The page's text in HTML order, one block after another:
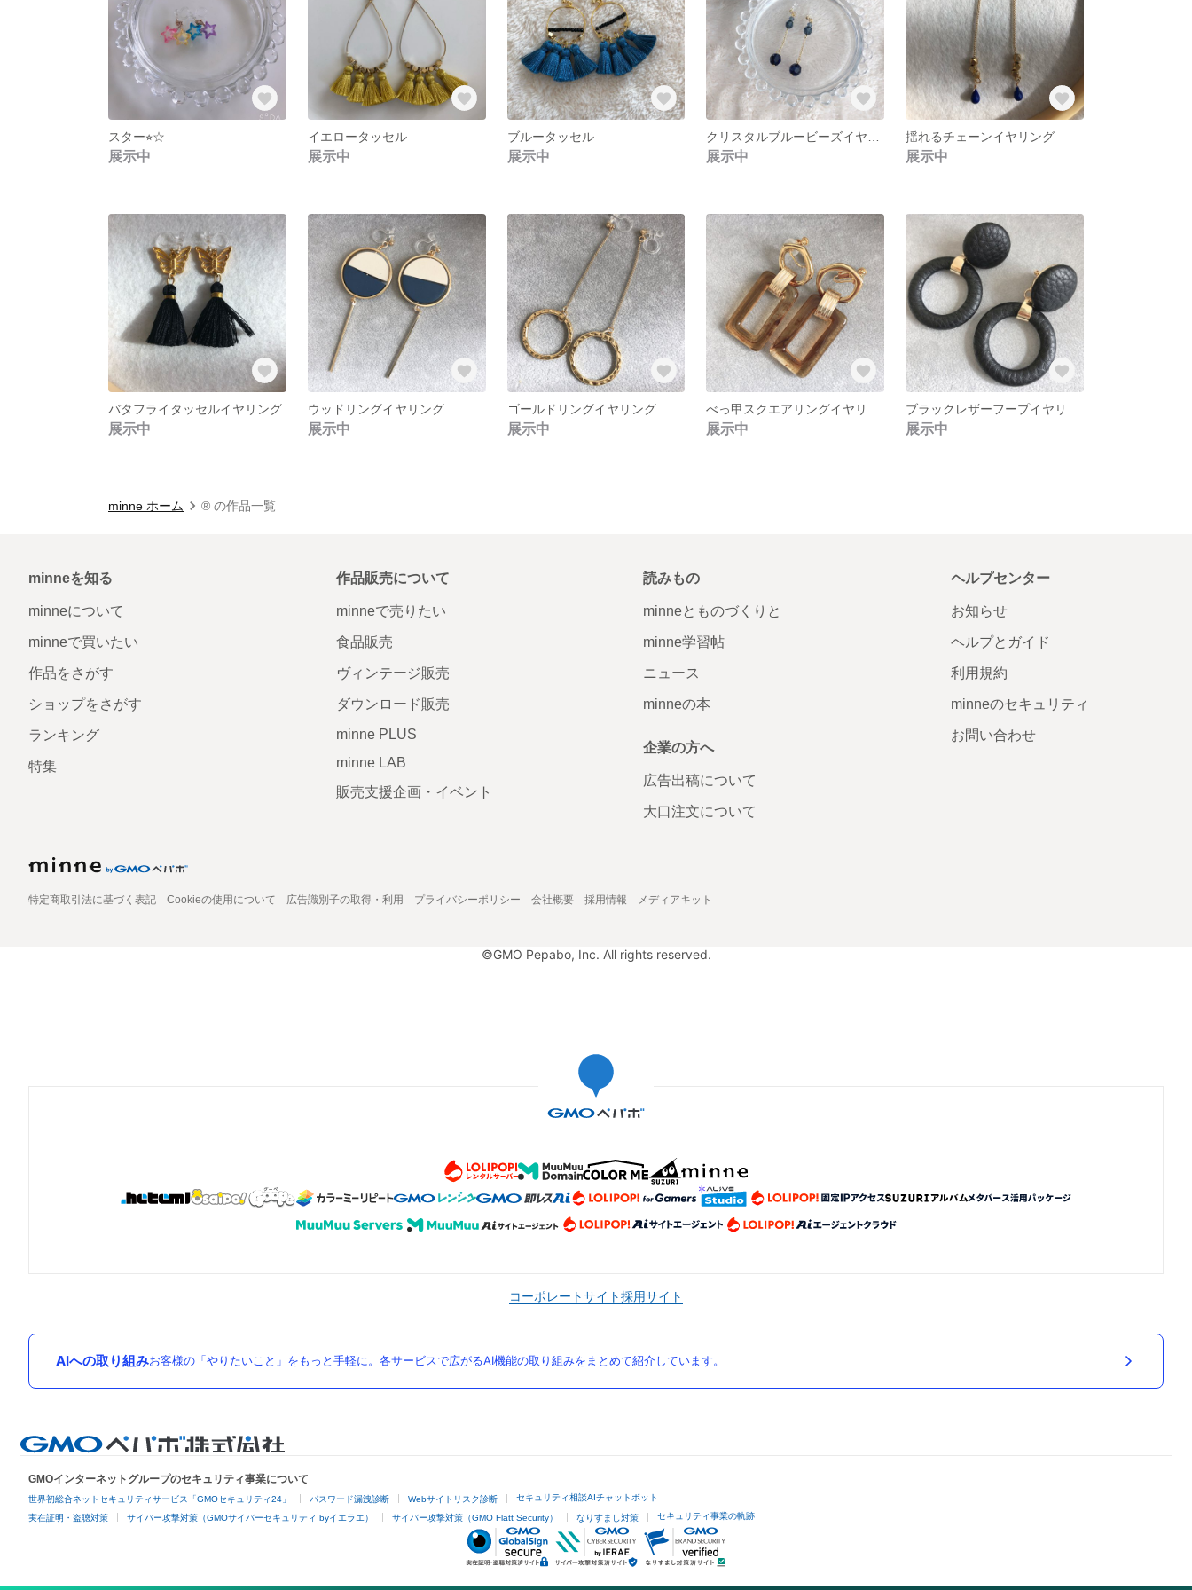
スター⭐︎☆
展示中
イエロータッセル
展示中
ブルータッセル
展示中 展示中
揺れるチェーンイヤリング
展示中
バタフライタッセルイヤリング
展示中
ウッドリングイヤリング
展示中
ゴールドリングイヤリング
展示中 展示中 展示中
minne ホーム ®️ の作品一覧
minneを知る
minneについて
minneで買いたい
作品をさがす
ショップをさがす
ランキング
特集
作品販売について
minneで売りたい
食品販売
ヴィンテージ販売
ダウンロード販売
minne PLUS
minne LAB
販売支援企画・イベント
読みもの
minneとものづくりと
minne学習帖
ニュース
minneの本
企業の方へ
広告出稿について
大口注文について
ヘルプセンター
お知らせ
ヘルプとガイド
利用規約
minneのセキュリティ
お問い合わせ
特定商取引法に基づく表記 Cookieの使用について 広告識別子の取得・利用 プライバシーポリシー 会社概要 採用情報 メディアキット
©GMO Pepabo, Inc. All rights reserved.
コーポレートサイト採用サイト
AIへの取り組みお客様の「やりたいこと」をもっと手軽に。各サービスで広がるAI機能の取り組みをまとめて紹介しています。
GMOインターネットグループのセキュリティ事業について
世界初総合ネットセキュリティサービス「GMOセキュリティ24」 パスワード漏洩診断 Webサイトリスク診断 セキュリティ相談AIチャットボット
実在証明・盗聴対策 サイバー攻撃対策（GMOサイバーセキュリティ byイエラエ） サイバー攻撃対策（GMO Flatt Security） なりすまし対策 セキュリティ事業の軌跡